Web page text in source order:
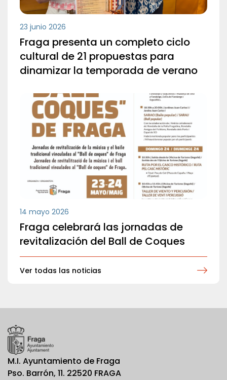
23 junio 2026
Fraga presenta un completo ciclo
cultural de 21 propuestas para
dinamizar la temporada de verano
14 mayo 2026
Fraga celebrará las jornadas de
revitalización del Ball de Coques
Ver todas las noticias
M.I. Ayuntamiento de Fraga
Pso. Barrón, 11. 22520 FRAGA